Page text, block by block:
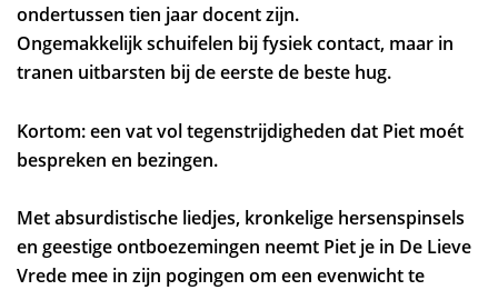
ondertussen tien jaar docent zijn.
Ongemakkelijk schuifelen bij fysiek contact, maar in
tranen uitbarsten bij de eerste de beste hug.
Kortom: een vat vol tegenstrijdigheden dat Piet moét
bespreken en bezingen.
Met absurdistische liedjes, kronkelige hersenspinsels
en geestige ontboezemingen neemt Piet je in De Lieve
Vrede mee in zijn pogingen om een evenwicht te